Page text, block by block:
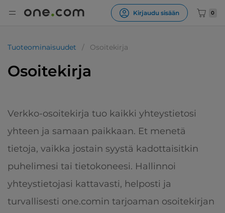
Kirjaudu sisään 0
Tuoteominaisuudet Osoitekirja
Osoitekirja
Verkko-osoitekirja tuo kaikki yhteystietosi
yhteen ja samaan paikkaan. Et menetä
tietoja, vaikka jostain syystä kadottaisitkin
puhelimesi tai tietokoneesi. Hallinnoi
yhteystietojasi kattavasti, helposti ja
turvallisesti one.comin tarjoaman osoitekirjan